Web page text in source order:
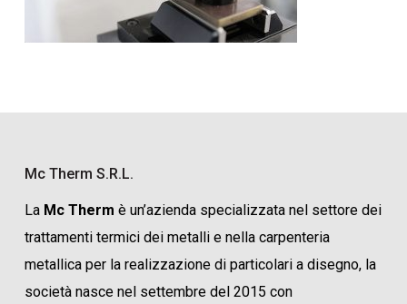
Mc Therm S.r.l.
La Mc Therm è un’azienda specializzata nel settore dei
trattamenti termici dei metalli e nella carpenteria
metallica per la realizzazione di particolari a disegno, la
società nasce nel settembre del 2015 con